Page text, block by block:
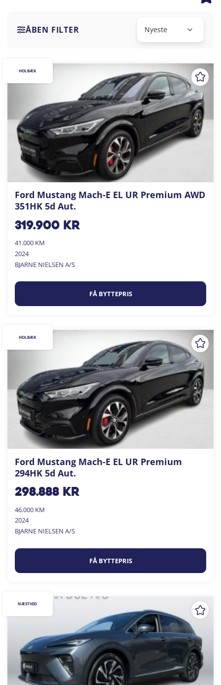
ÅBEN FILTER
Ford Mustang Mach-E EL UR Premium AWD
351HK 5d Aut.
319.900kr
41.000 KM
2024
BJARNE NIELSEN A/S
FÅ BYTTEPRIS
HOLBÆK
Ford Mustang Mach-E EL UR Premium
294HK 5d Aut.
298.888kr
46.000 KM
2024
BJARNE NIELSEN A/S
FÅ BYTTEPRIS
HOLBÆK
NÆSTVED